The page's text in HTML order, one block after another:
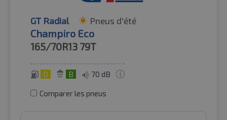
GT Radial Pneus d'été
Champiro Eco
165/70R13 79T
D B 70 dB
Comparer les pneus